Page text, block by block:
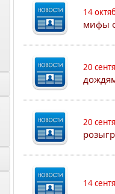
14
мифы
20
20
14